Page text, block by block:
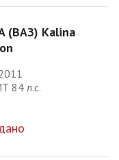
(ВАЗ) Kalina
84 л.с.